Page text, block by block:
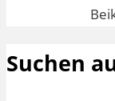
Suchen